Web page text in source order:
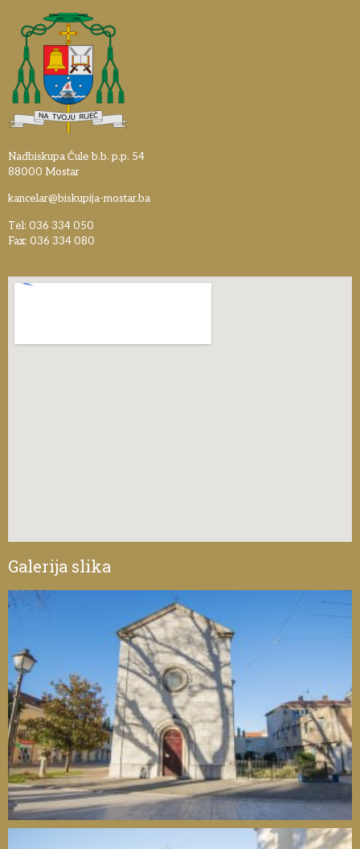
Nadbiskupa Čule b.b. p.p. 54
88000 Mostar
kancelar@biskupija-mostar.ba
Tel: 036 334 050
Fax: 036 334 080
Galerija slika